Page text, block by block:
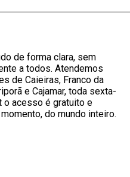
de forma clara, sem
a todos. Atendemos
de Caieiras, Franco da
e Cajamar, toda sexta-
o acesso é gratuito e
do mundo inteiro.